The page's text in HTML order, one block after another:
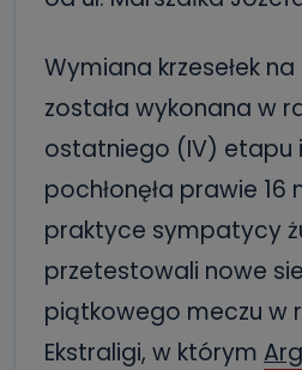
Wymiana krzesełek
została wykonana w
ostatniego (IV) etapu
pochłonęła prawie 16
praktyce sympatycy
przetestowali nowe
piątkowego meczu w
Ekstraligi, w którym